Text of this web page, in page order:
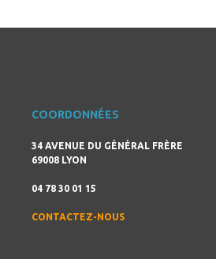
COORDONNÉES
34 AVENUE DU GÉNÉRAL FRÈRE
69008 LYON
04 78 30 01 15
CONTACTEZ-NOUS